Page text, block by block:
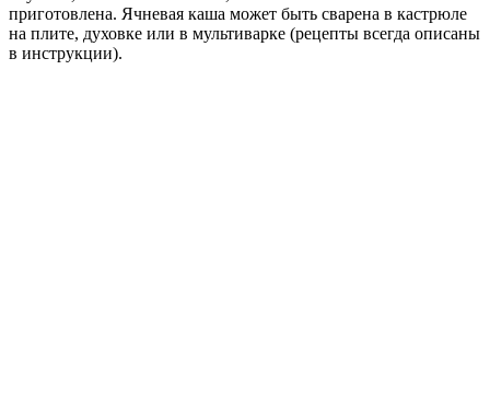
приготовлена. Ячневая каша может быть сварена в кастрюле
на плите, духовке или в мультиварке (рецепты всегда описаны
в инструкции).